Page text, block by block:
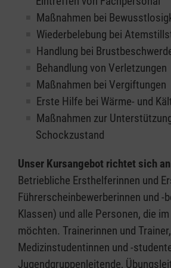
Maßnahmen bei
Wiederbelebung bei
Handlung bei
Behandlung von Verletzungen
Maßnahmen bei Vergiftungen
Erste Hilfe bei Wärme- und
Maßnahmen zur
Schockzustand
Unser Kursangebot richtet sich
Betriebliche Ersthelferinnen und
Führerscheinbewerberinnen und -
Klassen) und alle Personen, die
möchten. Trainerinnen und Trainer,
Medizinstudentinnen und -
Jugendgruppenleitende,